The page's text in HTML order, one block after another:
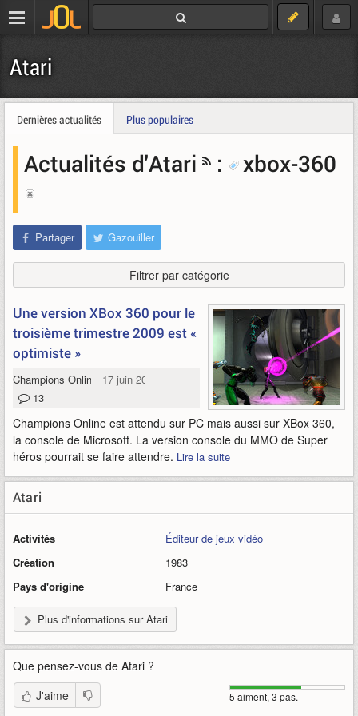
Atari
Dernières actualités Plus populaires
Actualités d'Atari : xbox-360
Partager Gazouiller
Filtrer par catégorie
Une version XBox 360 pour le
troisième trimestre 2009 est «
optimiste »
Champions Online
17 juin 2009
13
Champions Online est attendu sur PC mais aussi sur XBox 360,
la console de Microsoft. La version console du MMO de Super
héros pourrait se faire attendre. Lire la suite
Atari
Activités
Éditeur de jeux vidéo
Création
1983
Pays d'origine
France
Plus d'informations sur Atari
Que pensez-vous de Atari ?
5 aiment, 3 pas.
J'aime